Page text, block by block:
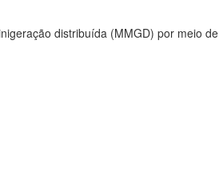
distribuída (MMGD) por meio de